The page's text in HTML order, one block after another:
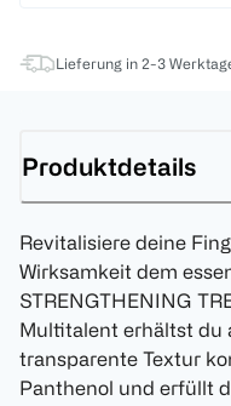
Lieferung in 2-3
Produktdetails
Revitalisiere deine
Wirksamkeit dem
STRENGTHENING
Multitalent erhältst du
transparente Textur
Panthenol und erfüllt